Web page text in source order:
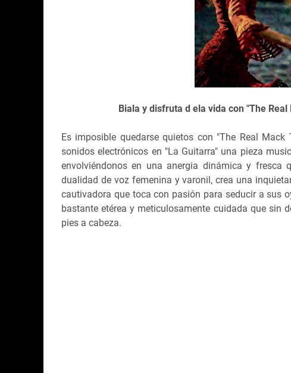
Biala y disfruta d ela vida con "The
Es imposible quedarse quietos con "The Real
sonidos electrónicos en "La Guitarra" una pieza
envolviéndonos en una anergia dinámica y fresca
dualidad de voz femenina y varonil, crea una
cautivadora que toca con pasión para seducir a sus
bastante etérea y meticulosamente cuidada que sin
pies a cabeza.